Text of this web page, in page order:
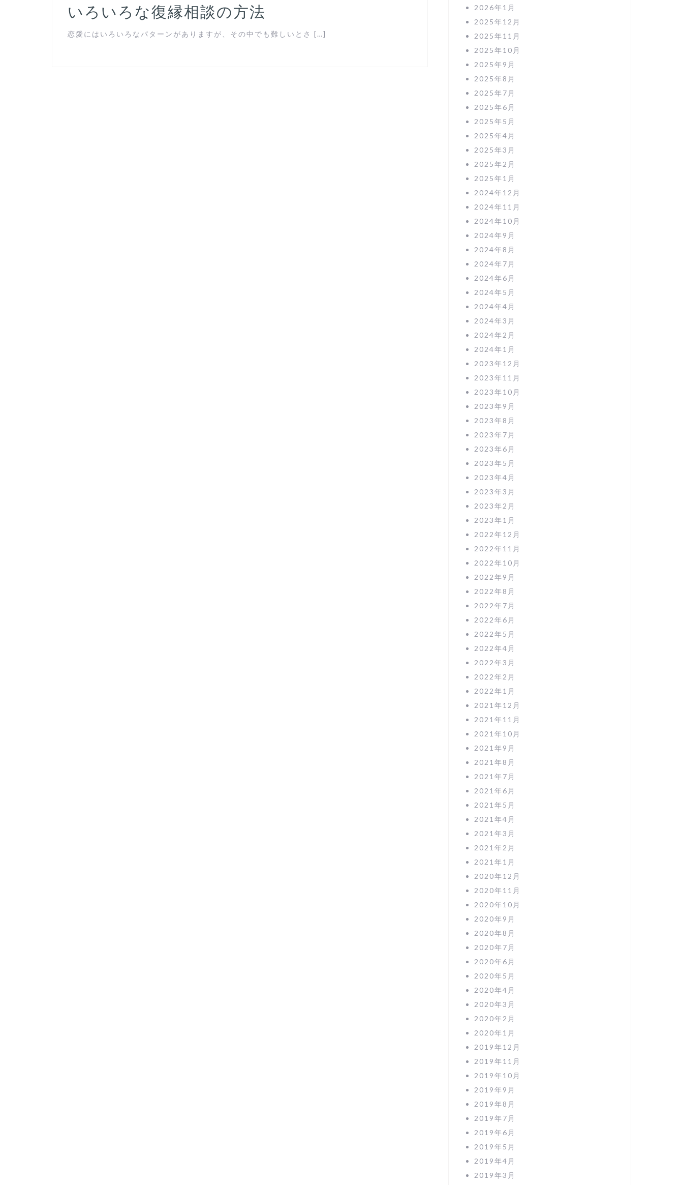
いろいろな復縁相談の方法
恋愛にはいろいろなパターンがありますが、その中でも難しいとさ […]
2026年1月
2025年12月
2025年11月
2025年10月
2025年9月
2025年8月
2025年7月
2025年6月
2025年5月
2025年4月
2025年3月
2025年2月
2025年1月
2024年12月
2024年11月
2024年10月
2024年9月
2024年8月
2024年7月
2024年6月
2024年5月
2024年4月
2024年3月
2024年2月
2024年1月
2023年12月
2023年11月
2023年10月
2023年9月
2023年8月
2023年7月
2023年6月
2023年5月
2023年4月
2023年3月
2023年2月
2023年1月
2022年12月
2022年11月
2022年10月
2022年9月
2022年8月
2022年7月
2022年6月
2022年5月
2022年4月
2022年3月
2022年2月
2022年1月
2021年12月
2021年11月
2021年10月
2021年9月
2021年8月
2021年7月
2021年6月
2021年5月
2021年4月
2021年3月
2021年2月
2021年1月
2020年12月
2020年11月
2020年10月
2020年9月
2020年8月
2020年7月
2020年6月
2020年5月
2020年4月
2020年3月
2020年2月
2020年1月
2019年12月
2019年11月
2019年10月
2019年9月
2019年8月
2019年7月
2019年6月
2019年5月
2019年4月
2019年3月